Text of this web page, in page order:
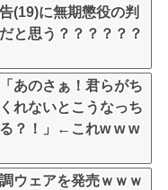
(19)に無期懲役の判
と思う？？？？？？
あのさぁ！君らがち
れないとこうなっち
？！」←これw w w
ウェアを発売ｗｗｗ